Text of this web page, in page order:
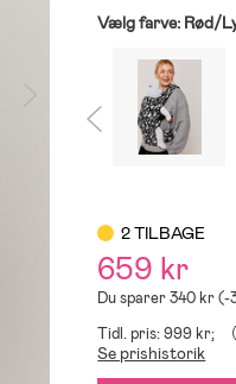
Vælg farve: Rød/
2 TILBAGE
659 kr
Du sparer 340 kr (-
Tidl. pris: 999 kr;
Se prishistorik